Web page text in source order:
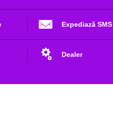
Expediază SMS
Dealer